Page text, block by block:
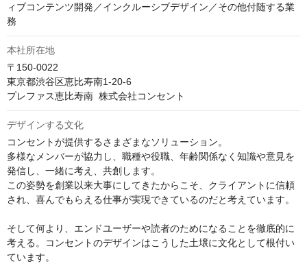
ィブコンテンツ開発／インクルーシブデザイン／その他付随する業
務
本社所在地
〒150-0022
東京都渋谷区恵比寿南1-20-6
プレファス恵比寿南  株式会社コンセント
デザインする文化
コンセントが提供するさまざまなソリューション。
多様なメンバーが協力し、職種や役職、年齢関係なく知識や意見を
発信し、一緒に考え、共創します。
この姿勢を創業以来大事にしてきたからこそ、クライアントに信頼
され、喜んでもらえる仕事が実現できているのだと考えています。
そして何より、エンドユーザーや読者のためになることを徹底的に
考える。コンセントのデザインはこうした土壌に文化として根付い
ています。